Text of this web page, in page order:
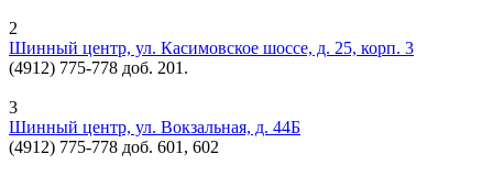
2
Шинный центр, ул. Касимовское шоссе, д. 25, корп. 3
(4912) 775-778 доб. 201.
3
Шинный центр, ул. Вокзальная, д. 44Б
(4912) 775-778 доб. 601, 602